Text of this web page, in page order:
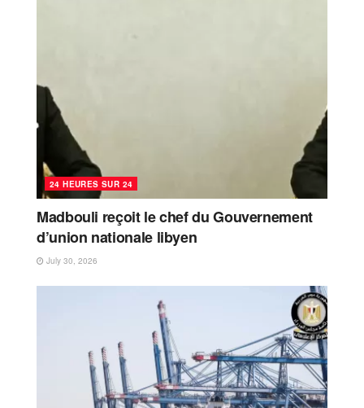
24 HEURES SUR 24
Madbouli reçoit le chef du Gouvernement
d’union nationale libyen
July 30, 2026